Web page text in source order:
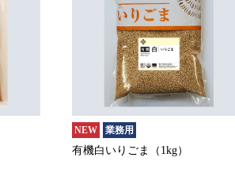
NEW 業務用
有機白いりごま（1kg）